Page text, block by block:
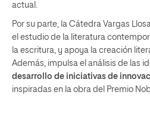
actual.
Por su parte, la Cátedra Vargas
el estudio de la literatura
la escritura, y apoya la creación
Además, impulsa el análisis de las
desarrollo de iniciativas de
inspiradas en la obra del Premio